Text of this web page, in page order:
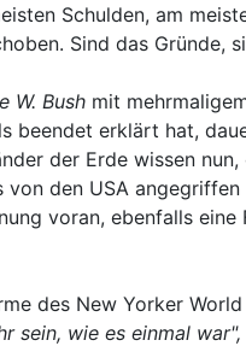
Schulden, am
Sind das Gründe,
W. Bush mit
beendet erklärt hat,
der Erde wissen
von den USA
voran, ebenfalls
des New Yorker
sein, wie es einmal war",